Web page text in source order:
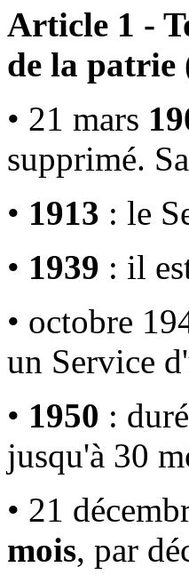
Article 1 -
de la patrie
• 21 mars
supprimé.
• 1913 : le
• 1939 : il
• octobre
un Service
• 1950 :
jusqu'à 30
• 21
mois, par